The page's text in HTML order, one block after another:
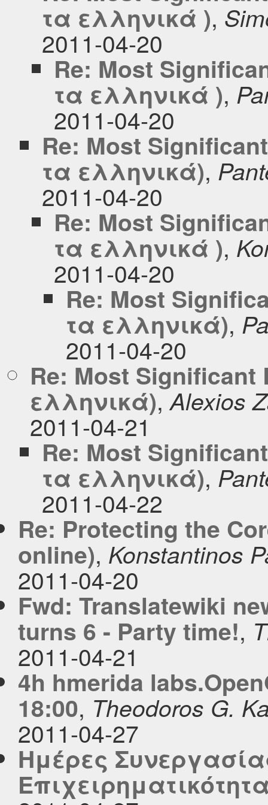
τα ελληνικά ),
2011-04-20
Re: Most
τα ελληνικά ),
2011-04-20
Re: Most
τα ελληνικά),
2011-04-20
Re: Most
τα ελληνικά ),
2011-04-20
Re: Most
τα ελληνικά),
2011-04-20
Re: Most
ελληνικά),Alexios
2011-04-21
Re: Most
τα ελληνικά),
2011-04-22
Re: Protecting the
online), Konstantinos
2011-04-20
Fwd: Translatewiki
turns 6 - Party time!,
2011-04-21
4h hmerida
18:00, Theodoros G.
2011-04-27
Ημέρες